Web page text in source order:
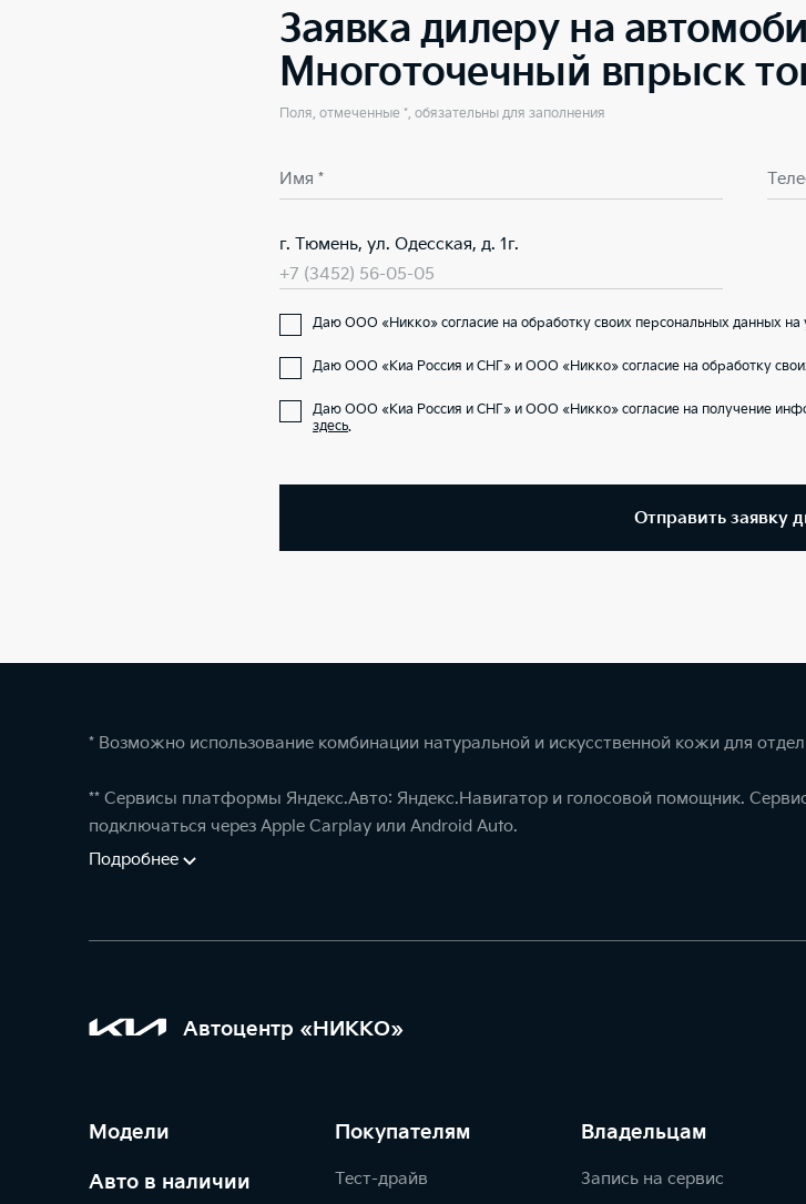
Заявка дилеру на
Многоточечный впрыск
Поля, отмеченные *, обязательны для заполнения
Имя *
г. Тюмень, ул. Одесская, д. 1г.
+7 (3452) 56-05-05
Даю ООО «Никко» согласие на обработку своих персональных данных на
Даю ООО «Киа Россия и СНГ» и ООО «Никко» согласие на обработку
Даю ООО «Киа Россия и СНГ» и ООО «Никко» согласие на получение
здесь.
Отправить заявку
* Возможно использование комбинации натуральной и искусственной кожи для
** Сервисы платформы Яндекс.Авто: Яндекс.Навигатор и голосовой помощник.
подключаться через Apple Carplay или Android Auto.
Подробнее
Автоцентр «НИККО»
Модели
Авто в наличии
Покупателям
Тест-драйв
Владельцам
Запись на сервис